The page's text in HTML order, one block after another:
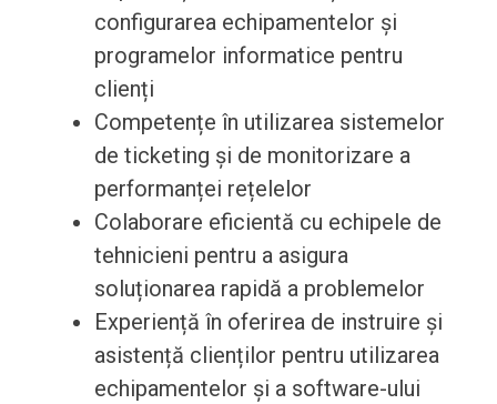
configurarea echipamentelor și
programelor informatice pentru
clienți
Competențe în utilizarea sistemelor
de ticketing și de monitorizare a
performanței rețelelor
Colaborare eficientă cu echipele de
tehnicieni pentru a asigura
soluționarea rapidă a problemelor
Experiență în oferirea de instruire și
asistență clienților pentru utilizarea
echipamentelor și a software-ului